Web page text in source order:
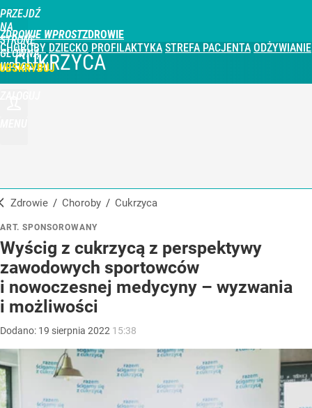
PRZEJDŹ
NA
STRONĘ
GŁÓWNĄ
WPROST.PL
ZDROWIE WPROST
CHOROBY DZIECKO PROFILAKTYKA STREFA PACJENTA ODŻYWIANIE
CUKRZYCA
Zdrowie / Choroby / Cukrzyca
ART. SPONSOROWANY
Wyścig z cukrzycą z perspektywy
zawodowych sportowców
i nowoczesnej medycyny – wyzwania
i możliwości
Dodano: 19 sierpnia 2022 15:38